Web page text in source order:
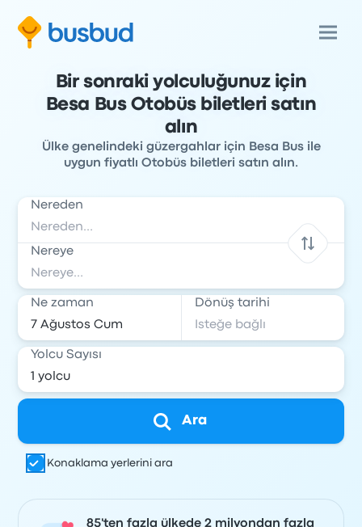
Bir sonraki yolculuğunuz için
Besa Bus Otobüs biletleri satın
alın
Ülke genelindeki güzergahlar için Besa Bus ile
uygun fiyatlı Otobüs biletleri satın alın.
Nereden
Nereye
Ne zaman Dönüş tarihi
Yolcu Sayısı
Ara
Konaklama yerlerini ara
85'ten fazla ülkede 2 milyondan fazla